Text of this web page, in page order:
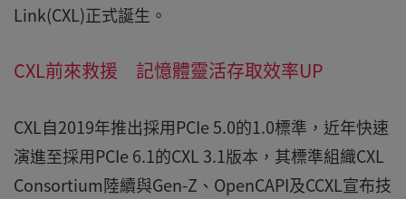
Link(CXL)正式誕生。
CXL前來救援 記憶體靈活存取效率UP
CXL自2019年推出採用PCIe 5.0的1.0標準，近年快速
演進至採用PCIe 6.1的CXL 3.1版本，其標準組織CXL
Consortium陸續與Gen-Z、OpenCAPI及CCXL宣布技